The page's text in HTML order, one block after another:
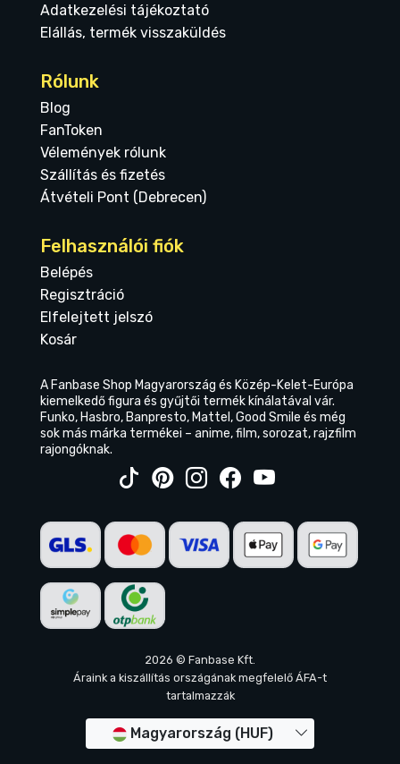
Adatkezelési tájékoztató
Elállás, termék visszaküldés
Rólunk
Blog
FanToken
Vélemények rólunk
Szállítás és fizetés
Átvételi Pont (Debrecen)
Felhasználói fiók
Belépés
Regisztráció
Elfelejtett jelszó
Kosár
A Fanbase Shop Magyarország és Közép-Kelet-Európa
kiemelkedő figura és gyűjtői termék kínálatával vár.
Funko, Hasbro, Banpresto, Mattel, Good Smile és még
sok más márka termékei – anime, film, sorozat, rajzfilm
rajongóknak.
2026 © Fanbase Kft.
Áraink a kiszállítás országának megfelelő ÁFA-t
tartalmazzák
Magyarország (HUF)